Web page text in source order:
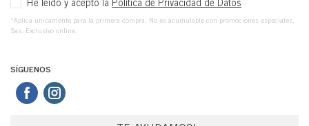
He leído y acepto la Política de Privacidad de Datos
*Aplica unicamente para la primera compra. No es acumulable con promociones especiales,
Sas. Exclusivo online.
SÍGUENOS